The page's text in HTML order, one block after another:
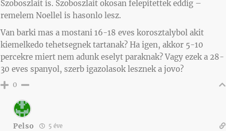
Szoboszlait is. Szoboszlait okosan felepitettek eddig –
remelem Noellel is hasonlo lesz.
Van barki mas a mostani 16-18 eves korosztalybol akit
kiemelkedo tehetsegnek tartanak? Ha igen, akkor 5-10
percekre miert nem adunk eselyt paraknak? Vagy ezek a 28-
30 eves spanyol, szerb igazolasok lesznek a jovo?
0
Pelso 5 éve